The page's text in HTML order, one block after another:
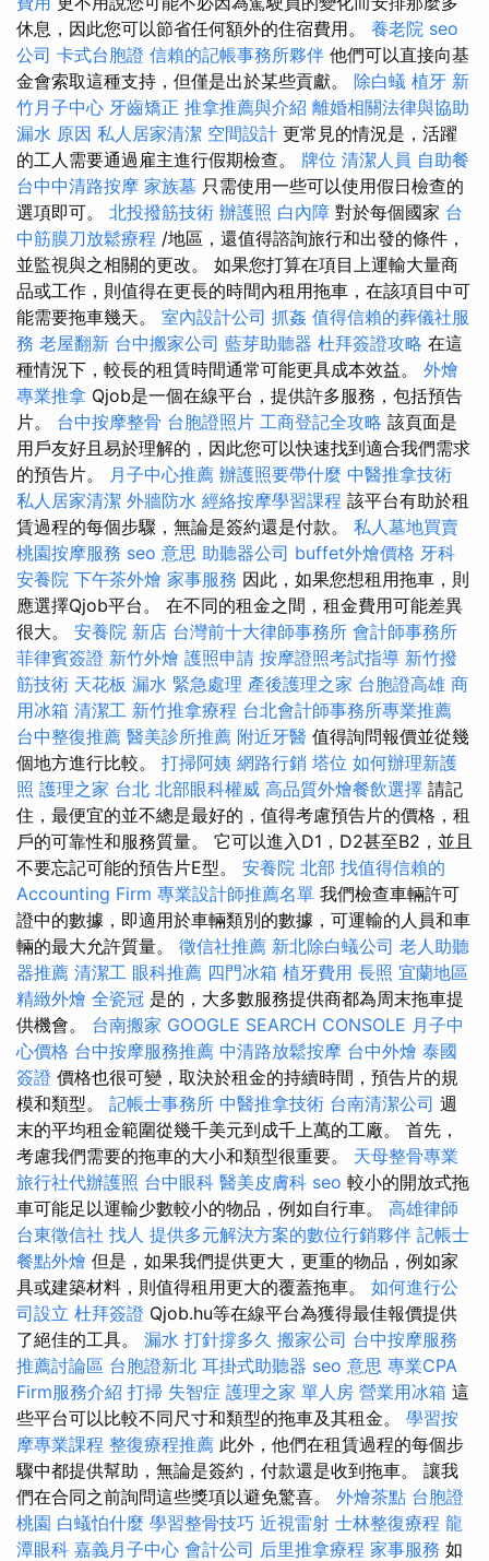
休息，因此您可以節省任何額外的住宿費用。 養老院 seo
公司 卡式台胞證 信賴的記帳事務所夥伴 他們可以直接向基
金會索取這種支持，但僅是出於某些貢獻。 除白蟻 植牙 新
竹月子中心 牙齒矯正 推拿推薦與介紹 離婚相關法律與協助
漏水 原因 私人居家清潔 空間設計 更常見的情況是，活躍
的工人需要通過雇主進行假期檢查。 牌位 清潔人員 自助餐
台中中清路按摩 家族墓 只需使用一些可以使用假日檢查的
選項即可。 北投撥筋技術 辦護照 白內障 對於每個國家 台
中筋膜刀放鬆療程 /地區，還值得諮詢旅行和出發的條件，
並監視與之相關的更改。 如果您打算在項目上運輸大量商
品或工作，則值得在更長的時間內租用拖車，在該項目中可
能需要拖車幾天。 室內設計公司 抓姦 值得信賴的葬儀社服
務 老屋翻新 台中搬家公司 藍芽助聽器 杜拜簽證攻略 在這
種情況下，較長的租賃時間通常可能更具成本效益。 外燴
專業推拿 Qjob是一個在線平台，提供許多服務，包括預告
片。 台中按摩整骨 台胞證照片 工商登記全攻略 該頁面是
用戶友好且易於理解的，因此您可以快速找到適合我們需求
的預告片。 月子中心推薦 辦護照要帶什麼 中醫推拿技術
私人居家清潔 外牆防水 經絡按摩學習課程 該平台有助於租
賃過程的每個步驟，無論是簽約還是付款。 私人墓地買賣
桃園按摩服務 seo 意思 助聽器公司 buffet外燴價格 牙科
安養院 下午茶外燴 家事服務 因此，如果您想租用拖車，則
應選擇Qjob平台。 在不同的租金之間，租金費用可能差異
很大。 安養院 新店 台灣前十大律師事務所 會計師事務所
菲律賓簽證 新竹外燴 護照申請 按摩證照考試指導 新竹撥
筋技術 天花板 漏水 緊急處理 產後護理之家 台胞證高雄 商
用冰箱 清潔工 新竹推拿療程 台北會計師事務所專業推薦
台中整復推薦 醫美診所推薦 附近牙醫 值得詢問報價並從幾
個地方進行比較。 打掃阿姨 網路行銷 塔位 如何辦理新護
照 護理之家 台北 北部眼科權威 高品質外燴餐飲選擇 請記
住，最便宜的並不總是最好的，值得考慮預告片的價格，租
戶的可靠性和服務質量。 它可以進入D1，D2甚至B2，並且
不要忘記可能的預告片E型。 安養院 北部 找值得信賴的
Accounting Firm 專業設計師推薦名單 我們檢查車輛許可
證中的數據，即適用於車輛類別的數據，可運輸的人員和車
輛的最大允許質量。 徵信社推薦 新北除白蟻公司 老人助聽
器推薦 清潔工 眼科推薦 四門冰箱 植牙費用 長照 宜蘭地區
精緻外燴 全瓷冠 是的，大多數服務提供商都為周末拖車提
供機會。 台南搬家 GOOGLE SEARCH CONSOLE 月子中
心價格 台中按摩服務推薦 中清路放鬆按摩 台中外燴 泰國
簽證 價格也很可變，取決於租金的持續時間，預告片的規
模和類型。 記帳士事務所 中醫推拿技術 台南清潔公司 週
末的平均租金範圍從幾千美元到成千上萬的工廠。 首先，
考慮我們需要的拖車的大小和類型很重要。 天母整骨專業
旅行社代辦護照 台中眼科 醫美皮膚科 seo 較小的開放式拖
車可能足以運輸少數較小的物品，例如自行車。 高雄律師
台東徵信社 找人 提供多元解決方案的數位行銷夥伴 記帳士
餐點外燴 但是，如果我們提供更大，更重的物品，例如家
具或建築材料，則值得租用更大的覆蓋拖車。 如何進行公
司設立 杜拜簽證 Qjob.hu等在線平台為獲得最佳報價提供
了絕佳的工具。 漏水 打針撐多久 搬家公司 台中按摩服務
推薦討論區 台胞證新北 耳掛式助聽器 seo 意思 專業CPA
Firm服務介紹 打掃 失智症 護理之家 單人房 營業用冰箱 這
些平台可以比較不同尺寸和類型的拖車及其租金。 學習按
摩專業課程 整復療程推薦 此外，他們在租賃過程的每個步
驟中都提供幫助，無論是簽約，付款還是收到拖車。 讓我
們在合同之前詢問這些獎項以避免驚喜。 外燴茶點 台胞證
桃園 白蟻怕什麼 學習整骨技巧 近視雷射 士林整復療程 龍
潭眼科 嘉義月子中心 會計公司 后里推拿療程 家事服務 如